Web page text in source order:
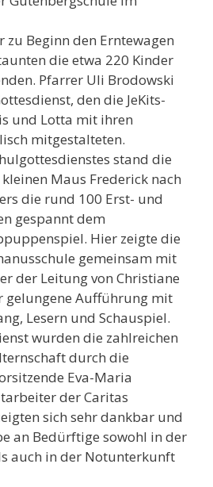
zu Beginn den Erntewagen
die etwa 220 Kinder
Pfarrer Uli Brodowski
den die JeKits-
und Lotta mit ihren
mitgestalteten.
stand die
Maus Frederick nach
die rund 100 Erst- und
gespannt dem
Hier zeigte die
gemeinsam mit
der Leitung von Christiane
gelungene Aufführung mit
Lesern und Schauspiel.
wurden die zahlreichen
durch die
Eva-Maria
der Caritas
sich sehr dankbar und
an Bedürftige sowohl in der
auch in der Notunterkunft